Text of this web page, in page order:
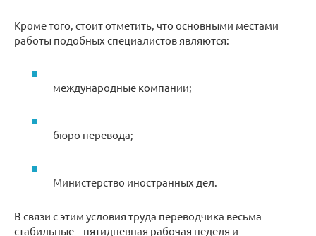
Кроме того, стоит отметить, что основными местами
работы подобных специалистов являются:
международные компании;
бюро перевода;
Министерство иностранных дел.
В связи с этим условия труда переводчика весьма
стабильные – пятидневная рабочая неделя и